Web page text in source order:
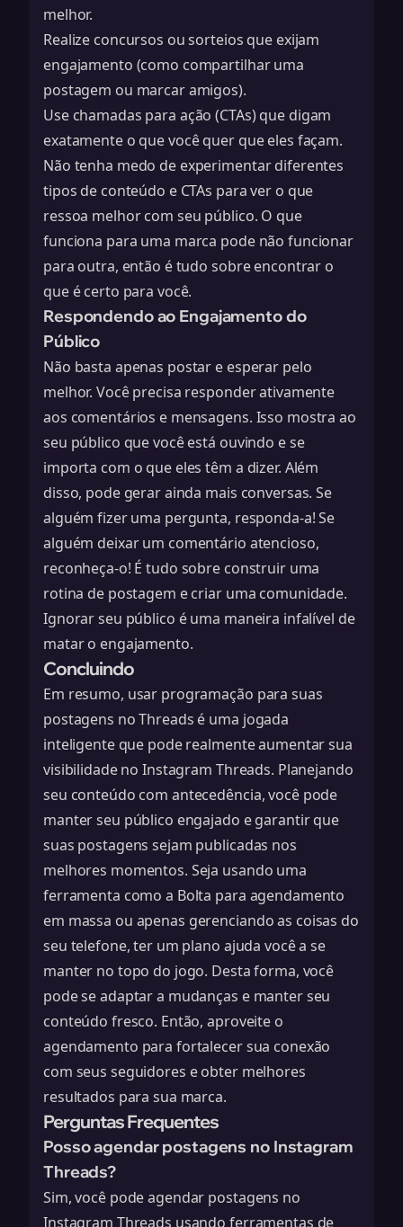
melhor.
Realize concursos ou sorteios que exijam
engajamento (como compartilhar uma
postagem ou marcar amigos).
Use chamadas para ação (CTAs) que digam
exatamente o que você quer que eles façam.
Não tenha medo de experimentar diferentes
tipos de conteúdo e CTAs para ver o que
ressoa melhor com seu público. O que
funciona para uma marca pode não funcionar
para outra, então é tudo sobre encontrar o
que é certo para você.
Respondendo ao Engajamento do
Público
Não basta apenas postar e esperar pelo
melhor. Você precisa responder ativamente
aos comentários e mensagens. Isso mostra ao
seu público que você está ouvindo e se
importa com o que eles têm a dizer. Além
disso, pode gerar ainda mais conversas. Se
alguém fizer uma pergunta, responda-a! Se
alguém deixar um comentário atencioso,
reconheça-o! É tudo sobre construir uma
rotina de postagem e criar uma comunidade.
Ignorar seu público é uma maneira infalível de
matar o engajamento.
Concluindo
Em resumo, usar programação para suas
postagens no Threads é uma jogada
inteligente que pode realmente aumentar sua
visibilidade no Instagram Threads. Planejando
seu conteúdo com antecedência, você pode
manter seu público engajado e garantir que
suas postagens sejam publicadas nos
melhores momentos. Seja usando uma
ferramenta como a Bolta para agendamento
em massa ou apenas gerenciando as coisas do
seu telefone, ter um plano ajuda você a se
manter no topo do jogo. Desta forma, você
pode se adaptar a mudanças e manter seu
conteúdo fresco. Então, aproveite o
agendamento para fortalecer sua conexão
com seus seguidores e obter melhores
resultados para sua marca.
Perguntas Frequentes
Posso agendar postagens no Instagram
Threads?
Sim, você pode agendar postagens no
Instagram Threads usando ferramentas de